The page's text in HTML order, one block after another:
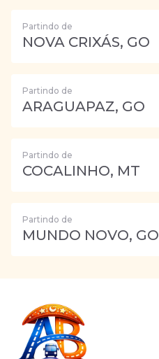
Partindo de
NOVA CRIXÁS, GO
Partindo de
ARAGUAPAZ, GO
Partindo de
COCALINHO, MT
Partindo de
MUNDO NOVO, GO